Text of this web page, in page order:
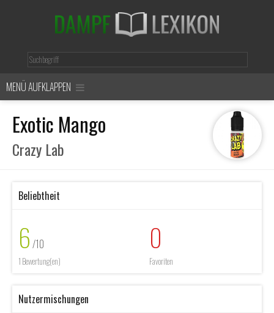
MENÜ AUFKLAPPEN
Exotic Mango
Crazy Lab
Beliebtheit
6 /10
1 Bewertung(en)
0
Favoriten
Nutzermischungen